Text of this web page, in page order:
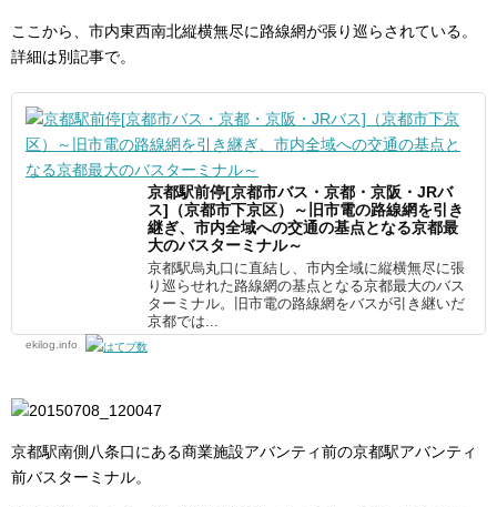
ここから、市内東西南北縦横無尽に路線網が張り巡らされている。
詳細は別記事で。
京都駅前停[京都市バス・京都・京阪・JRバ
ス]（京都市下京区）～旧市電の路線網を引き
継ぎ、市内全域への交通の基点となる京都最
大のバスターミナル～
京都駅烏丸口に直結し、市内全域に縦横無尽に張
り巡らせれた路線網の基点となる京都最大のバス
ターミナル。旧市電の路線網をバスが引き継いだ
京都では...
ekilog.info
京都駅南側八条口にある商業施設アバンティ前の京都駅アバンティ
前バスターミナル。